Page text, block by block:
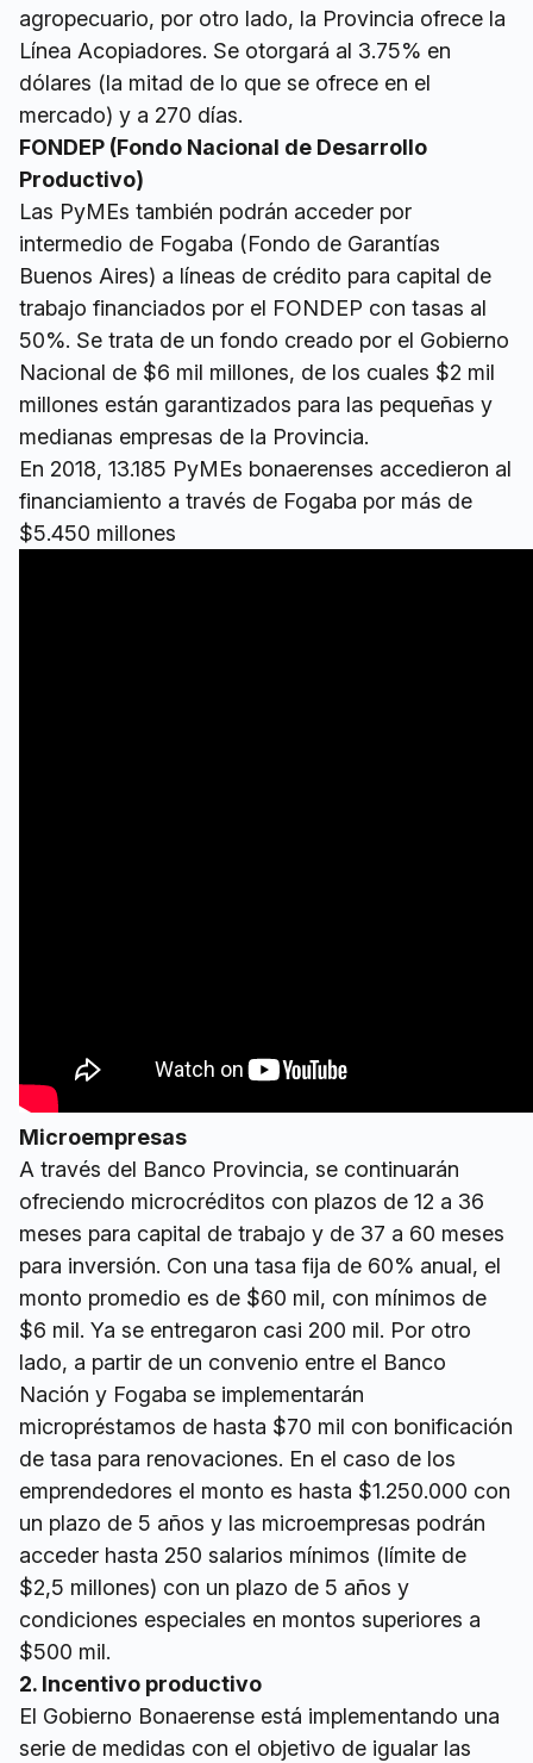
agropecuario, por otro lado, la Provincia ofrece la
Línea Acopiadores. Se otorgará al 3.75% en
dólares (la mitad de lo que se ofrece en el
mercado) y a 270 días.
FONDEP (Fondo Nacional de Desarrollo
Productivo)
Las PyMEs también podrán acceder por
intermedio de Fogaba (Fondo de Garantías
Buenos Aires) a líneas de crédito para capital de
trabajo financiados por el FONDEP con tasas al
50%. Se trata de un fondo creado por el Gobierno
Nacional de $6 mil millones, de los cuales $2 mil
millones están garantizados para las pequeñas y
medianas empresas de la Provincia.
En 2018, 13.185 PyMEs bonaerenses accedieron al
financiamiento a través de Fogaba por más de
$5.450 millones
Microempresas
A través del Banco Provincia, se continuarán
ofreciendo microcréditos con plazos de 12 a 36
meses para capital de trabajo y de 37 a 60 meses
para inversión. Con una tasa fija de 60% anual, el
monto promedio es de $60 mil, con mínimos de
$6 mil. Ya se entregaron casi 200 mil. Por otro
lado, a partir de un convenio entre el Banco
Nación y Fogaba se implementarán
micropréstamos de hasta $70 mil con bonificación
de tasa para renovaciones. En el caso de los
emprendedores el monto es hasta $1.250.000 con
un plazo de 5 años y las microempresas podrán
acceder hasta 250 salarios mínimos (límite de
$2,5 millones) con un plazo de 5 años y
condiciones especiales en montos superiores a
$500 mil.
2. Incentivo productivo
El Gobierno Bonaerense está implementando una
serie de medidas con el objetivo de igualar las